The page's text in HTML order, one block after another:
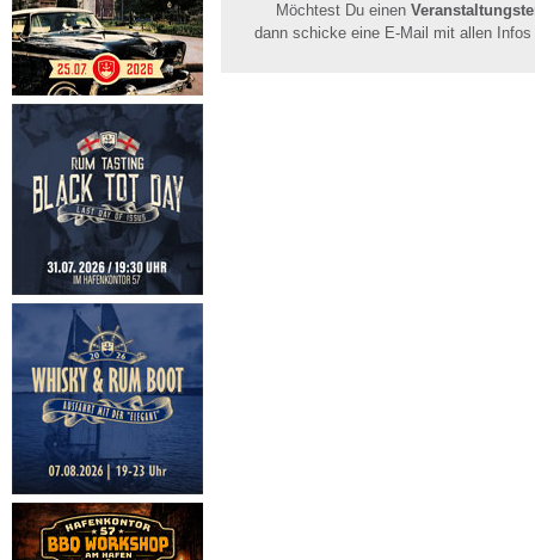
Möchtest Du einen
dann schicke eine E-Mail mit allen